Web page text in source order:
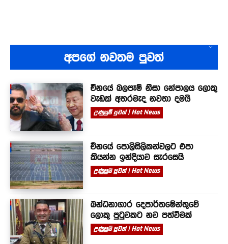
අපගේ නවතම පුවත්
චීනයේ බලපෑම් නිසා නේපාලය ලොකු
වැඩක් අතරමැද නවතා දමයි
උණුසුම් පුවත් | Hot News
චීනයේ පොලිසිලිකන්වලට එපා
කියන්න ඉන්දියාව සැරසෙයි
උණුසුම් පුවත් | Hot News
බන්ධනාගාර දෙපාර්තමේන්තුවේ
ලොකු පුටුවකට නව පත්වීමක්
උණුසුම් පුවත් | Hot News